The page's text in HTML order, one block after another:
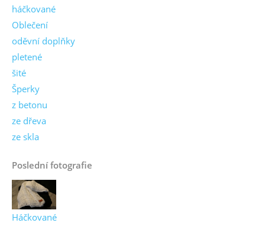
háčkované
Oblečení
oděvní doplňky
pletené
šité
Šperky
z betonu
ze dřeva
ze skla
Poslední fotografie
Háčkované